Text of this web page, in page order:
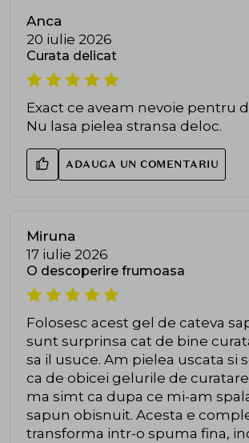
Anca
20 iulie 2026
Curata delicat
Exact ce aveam nevoie pentru
Nu lasa pielea stransa deloc.
ADAUGA UN COMENTARIU
Miruna
17 iulie 2026
O descoperire frumoasa
Folosesc acest gel de cateva
sunt surprinsa cat de bine
sa il usuce. Am pielea uscata si
ca de obicei gelurile de
ma simt ca dupa ce mi-am
sapun obisnuit. Acesta e
transforma intr-o spuma fina,